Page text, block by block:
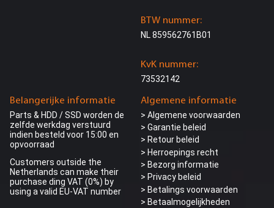
Belangerijke informatie
Parts & HDD / SSD worden de
zelfde werkdag verstuurd
indien besteld voor 15:00 en
opvoorraad
Customers outside the
Netherlands can make their
purchase ding VAT (0%) by
using a valid EU-VAT number
Algemene informatie
> Algemene voorwaarden
> Garantie beleid
> Retour beleid
> Herroepings recht
> Bezorg informatie
> Privacy beleid
> Betalings voorwaarden
> Betaalmogelijkheden
BTW nummer:
NL 859562761B01
KvK nummer:
73532142